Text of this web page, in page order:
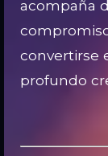
acompaña
convertirse
profundo